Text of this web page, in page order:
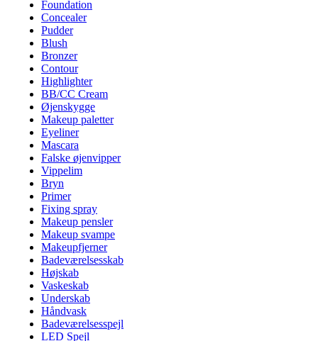
Foundation
Concealer
Pudder
Blush
Bronzer
Contour
Highlighter
BB/CC Cream
Øjenskygge
Makeup paletter
Eyeliner
Mascara
Falske øjenvipper
Vippelim
Bryn
Primer
Fixing spray
Makeup pensler
Makeup svampe
Makeupfjerner
Badeværelsesskab
Højskab
Vaskeskab
Underskab
Håndvask
Badeværelsesspejl
LED Spejl